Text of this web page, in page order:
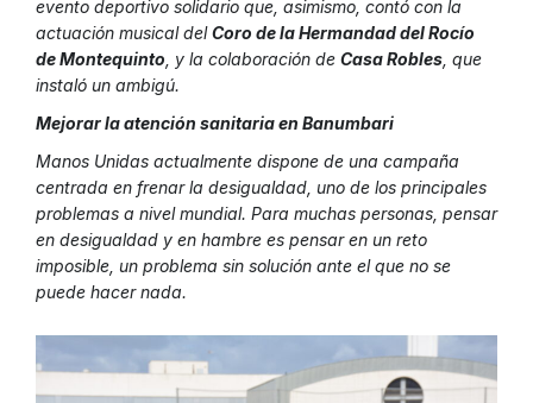
evento deportivo solidario que, asimismo, contó con la
actuación musical delCoro de la Hermandad del Rocío
de Montequinto , y la colaboración de Casa Robles , que
instaló un ambigú.
Mejorar la atención sanitaria en Banumbari
Manos Unidas actualmente dispone de una campaña
centrada en frenar la desigualdad, uno de los principales
problemas a nivel mundial. Para muchas personas, pensar
en desigualdad y en hambre es pensar en un reto
imposible, un problema sin solución ante el que no se
puede hacer nada.